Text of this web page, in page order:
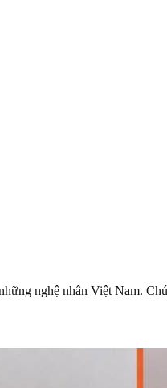
nghệ nhân Việt Nam.